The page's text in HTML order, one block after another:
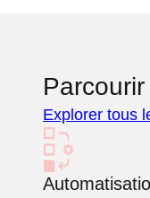
Explorer tous